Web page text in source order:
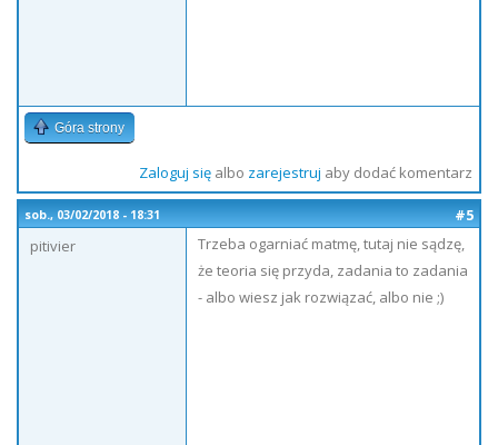
Góra strony
Zaloguj sięalbo zarejestruj aby dodać komentarz
sob., 03/02/2018 - 18:31
#5
pitivier
Trzeba ogarniać matmę, tutaj nie sądzę,
że teoria się przyda, zadania to zadania
- albo wiesz jak rozwiązać, albo nie ;)